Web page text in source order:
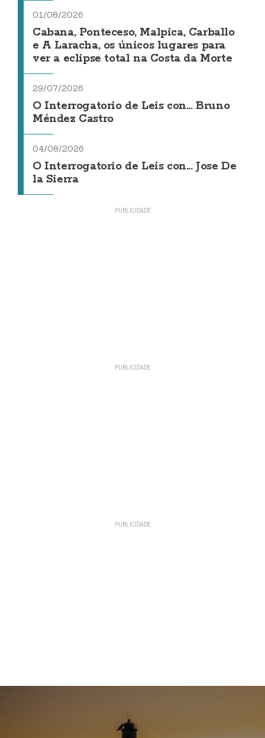
01/08/2026
Cabana, Ponteceso, Malpica, Carballo
e A Laracha, os únicos lugares para
ver a eclipse total na Costa da Morte
29/07/2026
O Interrogatorio de Leis con... Bruno
Méndez Castro
04/08/2026
O Interrogatorio de Leis con... Jose De
la Sierra